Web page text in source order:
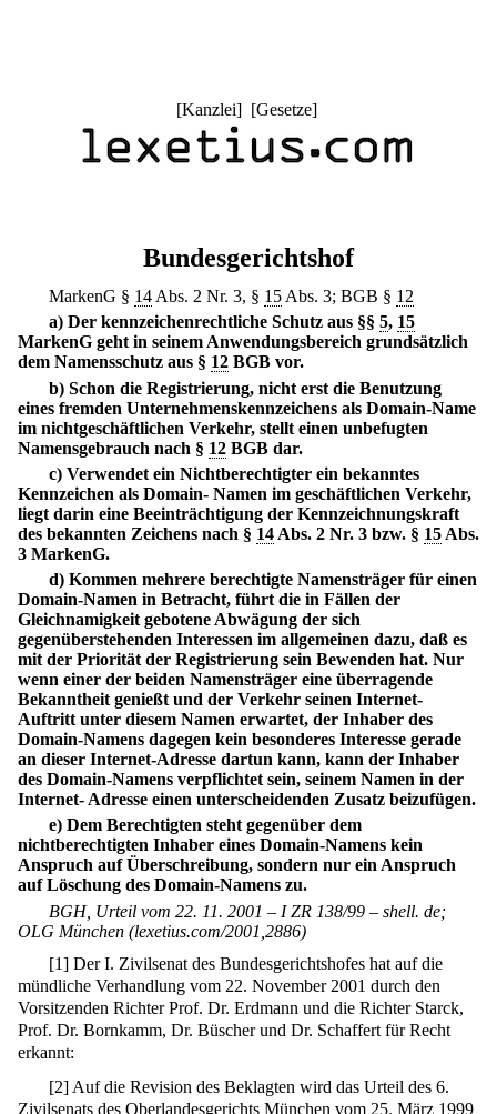
[Kanzlei] [Gesetze]
Bundesgerichtshof
MarkenG § 14 Abs. 2 Nr. 3, § 15 Abs. 3; BGB § 12
a) Der kennzeichenrechtliche Schutz aus §§5, 15
MarkenG geht in seinem Anwendungsbereich grundsätzlich
dem Namensschutz aus § 12 BGB vor.
b) Schon die Registrierung, nicht erst die Benutzung
eines fremden Unternehmenskennzeichens als Domain-Name
im nichtgeschäftlichen Verkehr, stellt einen unbefugten
Namensgebrauch nach § 12 BGB dar.
c) Verwendet ein Nichtberechtigter ein bekanntes
Kennzeichen als Domain- Namen im geschäftlichen Verkehr,
liegt darin eine Beeinträchtigung der Kennzeichnungskraft
des bekannten Zeichens nach § 14 Abs. 2 Nr. 3 bzw. § 15 Abs.
3 MarkenG.
d) Kommen mehrere berechtigte Namensträger für einen
Domain-Namen in Betracht, führt die in Fällen der
Gleichnamigkeit gebotene Abwägung der sich
gegenüberstehenden Interessen im allgemeinen dazu, daß es
mit der Priorität der Registrierung sein Bewenden hat. Nur
wenn einer der beiden Namensträger eine überragende
Bekanntheit genießt und der Verkehr seinen Internet-
Auftritt unter diesem Namen erwartet, der Inhaber des
Domain-Namens dagegen kein besonderes Interesse gerade
an dieser Internet-Adresse dartun kann, kann der Inhaber
des Domain-Namens verpflichtet sein, seinem Namen in der
Internet- Adresse einen unterscheidenden Zusatz beizufügen.
e) Dem Berechtigten steht gegenüber dem
nichtberechtigten Inhaber eines Domain-Namens kein
Anspruch auf Überschreibung, sondern nur ein Anspruch
auf Löschung des Domain-Namens zu.
BGH, Urteil vom 22. 11. 2001 – I ZR 138/99 – shell. de;
OLG München (lexetius.com/2001,2886)
[1] Der I. Zivilsenat des Bundesgerichtshofes hat auf die
mündliche Verhandlung vom 22. November 2001 durch den
Vorsitzenden Richter Prof. Dr. Erdmann und die Richter Starck,
Prof. Dr. Bornkamm, Dr. Büscher und Dr. Schaffert für Recht
erkannt:
[2] Auf die Revision des Beklagten wird das Urteil des 6.
Zivilsenats des Oberlandesgerichts München vom 25. März 1999